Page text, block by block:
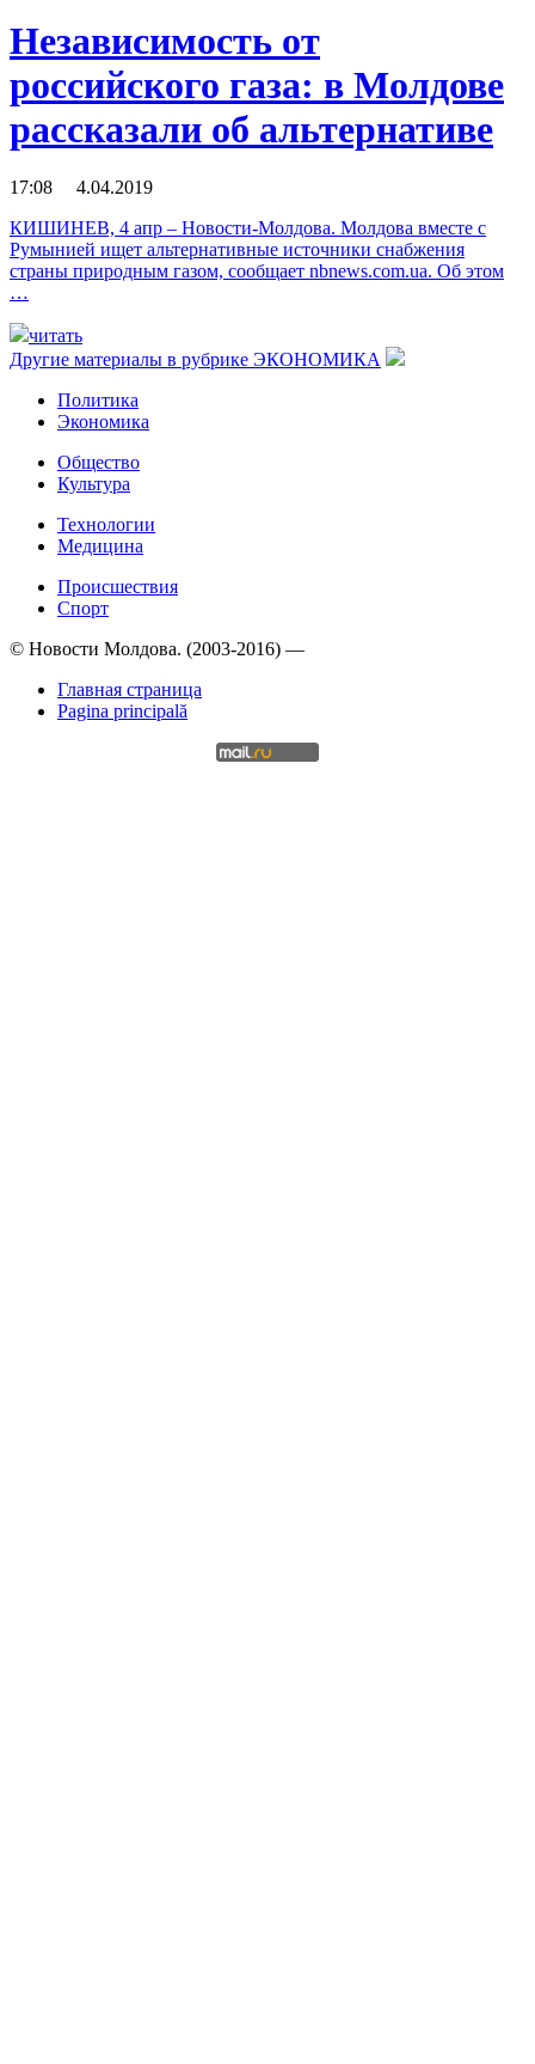
Независимость от
российского газа: в Молдове
рассказали об альтернативе
17:08 4.04.2019
КИШИНЕВ, 4 апр – Новости-Молдова. Молдова вместе с
Румынией ищет альтернативные источники снабжения
страны природным газом, сообщает nbnews.com.ua. Об этом
…
читать
Другие материалы в рубрике ЭКОНОМИКА
Политика
Экономика
Общество
Культура
Технологии
Медицина
Происшествия
Спорт
© Новости Молдова. (2003-2016) —
Главная страница
Pagina principală